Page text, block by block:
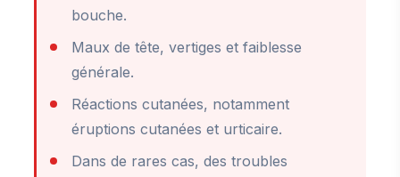
bouche.
Maux de tête, vertiges et faiblesse
générale.
Réactions cutanées, notamment
éruptions cutanées et urticaire.
Dans de rares cas, des troubles